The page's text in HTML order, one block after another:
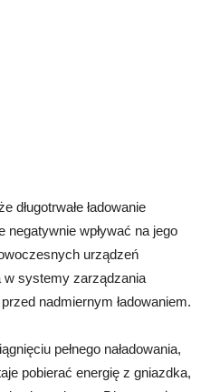
długotrwałe ładowanie
negatywnie wpływać na jego
urządzeń
systemy zarządzania
nadmiernym ładowaniem.
pełnego naładowania,
pobierać energię z gniazdka,